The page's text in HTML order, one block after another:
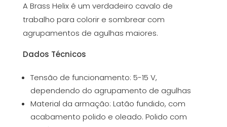
A Brass Helix é um verdadeiro cavalo de
trabalho para colorir e sombrear com
agrupamentos de agulhas maiores.
Dados Técnicos
Tensão de funcionamento: 5-15 V,
dependendo do agrupamento de agulhas
Material da armação: Latão fundido, com
acabamento polido e oleado. Polido com